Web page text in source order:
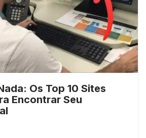
Os Top 10 Sites
Encontrar Seu